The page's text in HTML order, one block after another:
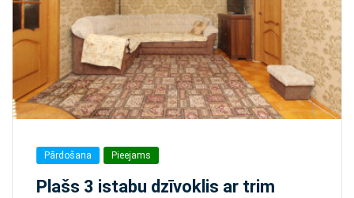
Pārdošana Pieejams
Plašs 3 istabu dzīvoklis ar trim